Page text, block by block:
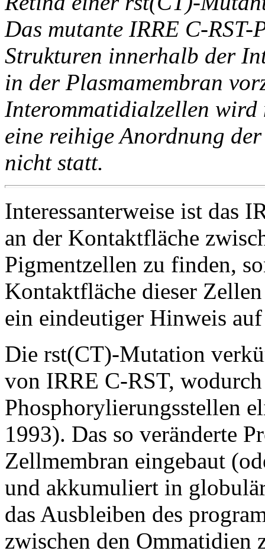
Das mutante IRRE C-
Strukturen innerhalb der
in der Plasmamembran
Interommatidialzellen
eine reihige Anordnung
nicht statt.
Interessanterweise ist das
an der Kontaktfläche
Pigmentzellen zu finden,
Kontaktfläche dieser
ein eindeutiger Hinweis
Die rst(CT)-Mutation
von IRRE C-RST,
Phosphorylierungsstellen
1993). Das so veränderte
Zellmembran eingebaut
und akkumuliert in
das Ausbleiben des
zwischen den Ommatidien